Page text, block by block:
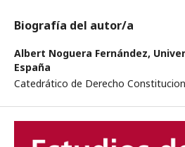
Biografía del autor/a
Albert Noguera Fernández,
España
Catedrático de Derecho